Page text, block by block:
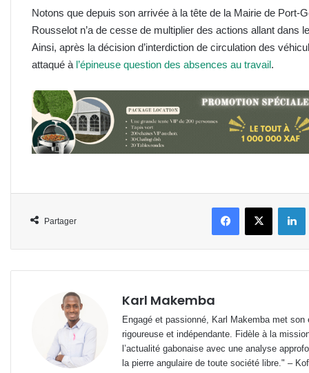
Notons que depuis son arrivée à la tête de la Mairie de Port-
Rousselot n’a de cesse de multiplier des actions allant dans
Ainsi, après la décision d’interdiction de circulation des
attaqué à l’épineuse question des absences au travail.
Partager
FacebookX
Karl Makemba
Engagé et passionné, Karl Makemba met
rigoureuse et indépendante. Fidèle à la
l’actualité gabonaise avec une analyse
la pierre angulaire de toute société libre." –